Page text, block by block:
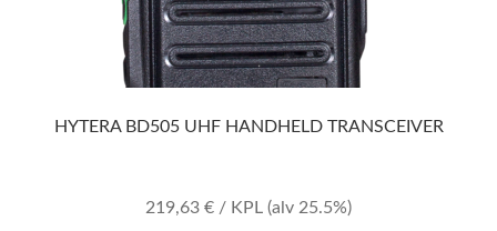
HYTERA BD505 UHF HANDHELD TRANSCEIVER
219,63 € / KPL (alv 25.5%)